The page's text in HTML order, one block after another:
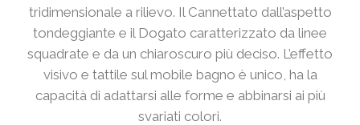
tridimensionale a rilievo. Il Cannettato dall’aspetto
tondeggiante e il Dogato caratterizzato da linee
squadrate e da un chiaroscuro più deciso. L’effetto
visivo e tattile sul mobile bagno è unico, ha la
capacità di adattarsi alle forme e abbinarsi ai più
svariati colori.